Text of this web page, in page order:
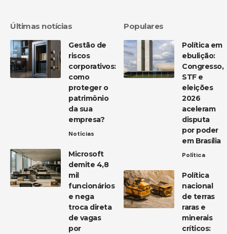
Últimas notícias
Gestão de
riscos
corporativos:
como
proteger o
patrimônio
da sua
empresa?
Notícias
Microsoft
demite 4,8
mil
funcionários
e nega
troca direta
de vagas
por
Populares
Política em
ebulição:
Congresso,
STF e
eleições
2026
aceleram
disputa
por poder
em Brasília
Política
Política
nacional
de terras
raras e
minerais
críticos: